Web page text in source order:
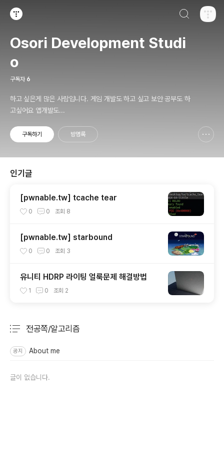
Osori Development Studi
o
구독자 6
하고 싶은게 많은 사람입니다. 게임 개발도 하고 싶고 보안 공부도 하
고싶어요 앱개발도...
구독하기 방명록
인기글
[pwnable.tw] tcache tear
0 0 조회 8
[pwnable.tw] starbound
0 0 조회 3
유니티 HDRP 라이팅 얼룩문제 해결방법
1 0 조회 2
전공쪽/알고리즘
공지 About me
글이 없습니다.